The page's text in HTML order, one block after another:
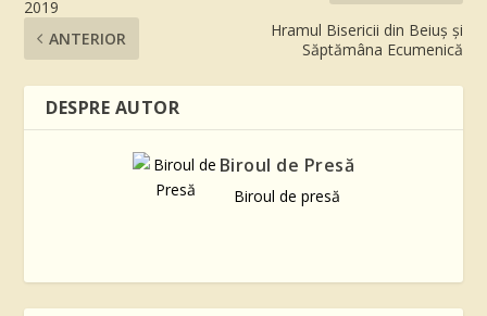
2019
ANTERIOR
Hramul Bisericii din Beiuș și
Săptămâna Ecumenică
DESPRE AUTOR
Biroul de Presă
Biroul de presă